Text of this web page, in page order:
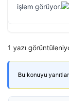
işlem görüyor.
1 yazı
Bu konuyu